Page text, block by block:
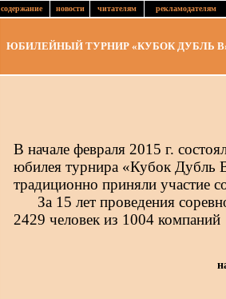
содержание новости читателям рекламодателям
ЮБИЛЕЙНЫЙ ТУРНИР «КУБОК ДУБЛЬ
В начале февраля 2015 г.
юбилея турнира «Кубок Дубль
традиционно приняли участие
За 15 лет проведения
2429 человек из 1004 компаний